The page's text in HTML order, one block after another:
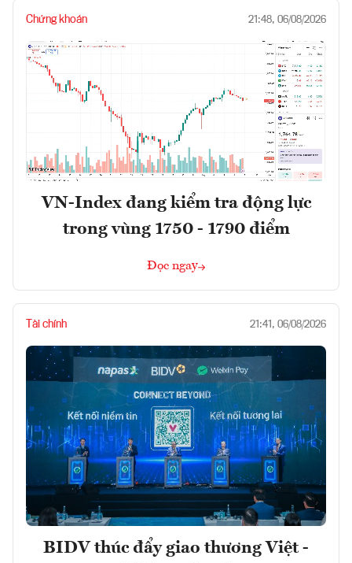
Chứng khoán 21:48, 06/08/2026
VN-Index đang kiểm tra động lực
trong vùng 1750 - 1790 điểm
Đọc ngay
Tài chính 21:41, 06/08/2026
BIDV thúc đẩy giao thương Việt -